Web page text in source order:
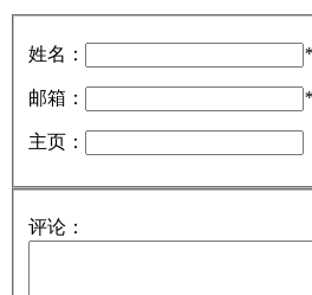
姓名：
邮箱：
主页：
评论：